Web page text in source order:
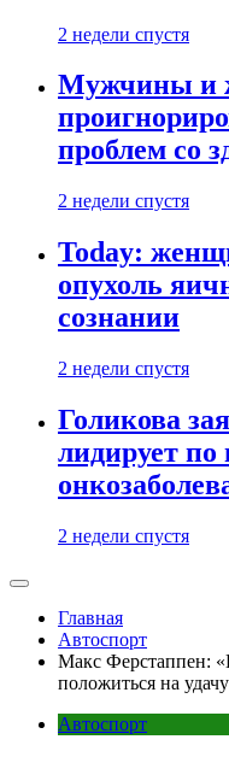
2 недели спустя
Мужчины и
проблем со
2 недели спустя
Today:
опухоль
сознании
2 недели спустя
Голикова
лидирует по
2 недели спустя
Главная
Автоспорт
Макс Ферстаппен:
положиться на
Автоспорт